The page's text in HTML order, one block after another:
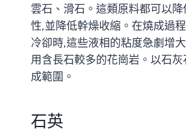
雲石、滑石。這類原料都可以
性,並降低幹燥收縮。在燒成過
冷卻時,這些液相的粘度急劇增
用含長石較多的花崗岩。以石
成範圍。
石英